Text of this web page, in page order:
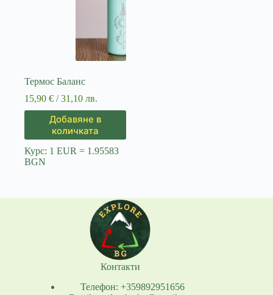
Термос Баланс
15,90 € / 31,10 лв.
Добавяне в
количката
Курс: 1 EUR = 1.95583
BGN
Контакти
Телефон: +359892951656